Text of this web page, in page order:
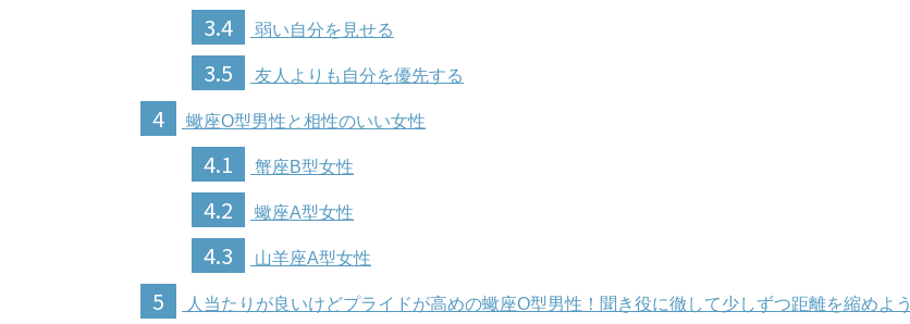
3.4 弱い自分を見せる
3.5 友人よりも自分を優先する
4 蠍座O型男性と相性のいい女性
4.1 蟹座B型女性
4.2 蠍座A型女性
4.3 山羊座A型女性
5 人当たりが良いけどプライドが高めの蠍座O型男性！聞き役に徹して少しずつ距離を縮めよう